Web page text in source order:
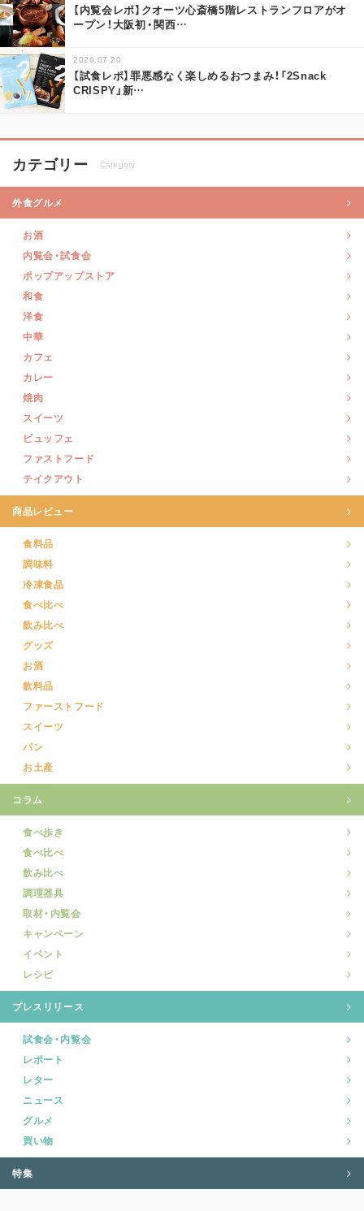
【内覧会レポ】クオーツ心斎橋5階レストランフロアがオ
ープン！大阪初・関西…
2026.07.20
【試食レポ】罪悪感なく楽しめるおつまみ！「2Snack
CRISPY」新…
カテゴリー Category
外食グルメ
お酒
内覧会・試食会
ポップアップストア
和食
洋食
中華
カフェ
カレー
焼肉
スイーツ
ビュッフェ
ファストフード
テイクアウト
商品レビュー
食料品
調味料
冷凍食品
食べ比べ
飲み比べ
グッズ
お酒
飲料品
ファーストフード
スイーツ
パン
お土産
コラム
食べ歩き
食べ比べ
飲み比べ
調理器具
取材・内覧会
キャンペーン
イベント
レシピ
プレスリリース
試食会・内覧会
レポート
レター
ニュース
グルメ
買い物
特集